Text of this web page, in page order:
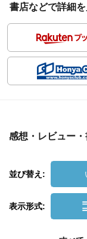
書店などで詳細
感想・レビュー
並び替え:
表示形式: